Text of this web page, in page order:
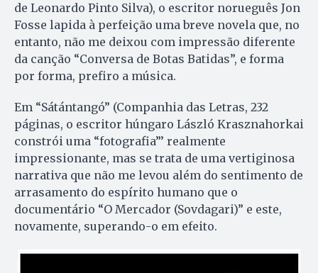
de Leonardo Pinto Silva), o escritor norueguês Jon
Fosse lapida à perfeição uma breve novela que, no
entanto, não me deixou com impressão diferente
da canção “Conversa de Botas Batidas”, e forma
por forma, prefiro a música.
Em “Sátántangó” (Companhia das Letras, 232
páginas, o escritor húngaro László Krasznahorkai
constrói uma “fotografia”’ realmente
impressionante, mas se trata de uma vertiginosa
narrativa que não me levou além do sentimento de
arrasamento do espírito humano que o
documentário “O Mercador (Sovdagari)” e este,
novamente, superando-o em efeito.